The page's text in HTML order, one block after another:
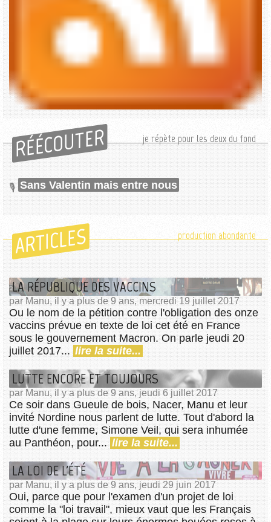
RÉÉCOUTER je répète pour les deux du fond
Sans Valentin mais entre nous
ARTICLES production abondante
LA RÉPUBLIQUE DES VACCINS
par Manu, il y a plus de 9 ans, mercredi 19 juillet 2017
Ou le nom de la pétition contre l'obligation des onze
vaccins prévue en texte de loi cet été en France
sous le gouvernement Macron. On parle jeudi 20
juillet 2017... lire la suite...
LUTTE ENCORE ET TOUJOURS
par Manu, il y a plus de 9 ans, jeudi 6 juillet 2017
Ce soir dans Gueule de bois, Nacer, Manu et leur
invité Nordine nous parlent de lutte. Tout d'abord la
lutte d'une femme, Simone Veil, qui sera inhumée
au Panthéon, pour... lire la suite...
LA LOI DE L'ÉTÉ
par Manu, il y a plus de 9 ans, jeudi 29 juin 2017
Oui, parce que pour l'examen d'un projet de loi
comme la "loi travail", mieux vaut que les Français